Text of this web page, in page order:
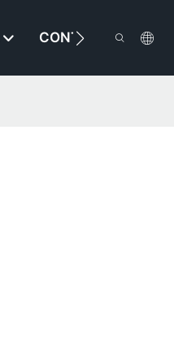
CONTATTACI